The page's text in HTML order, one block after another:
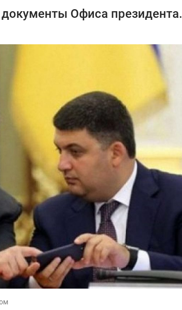
документы Офиса президента.